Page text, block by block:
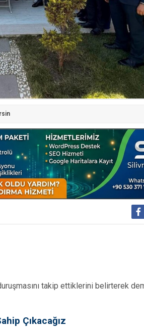
takip ettiklerini belirterek
Çıkacağız